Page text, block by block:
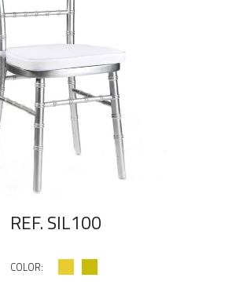
REF. SIL100
COLOR: